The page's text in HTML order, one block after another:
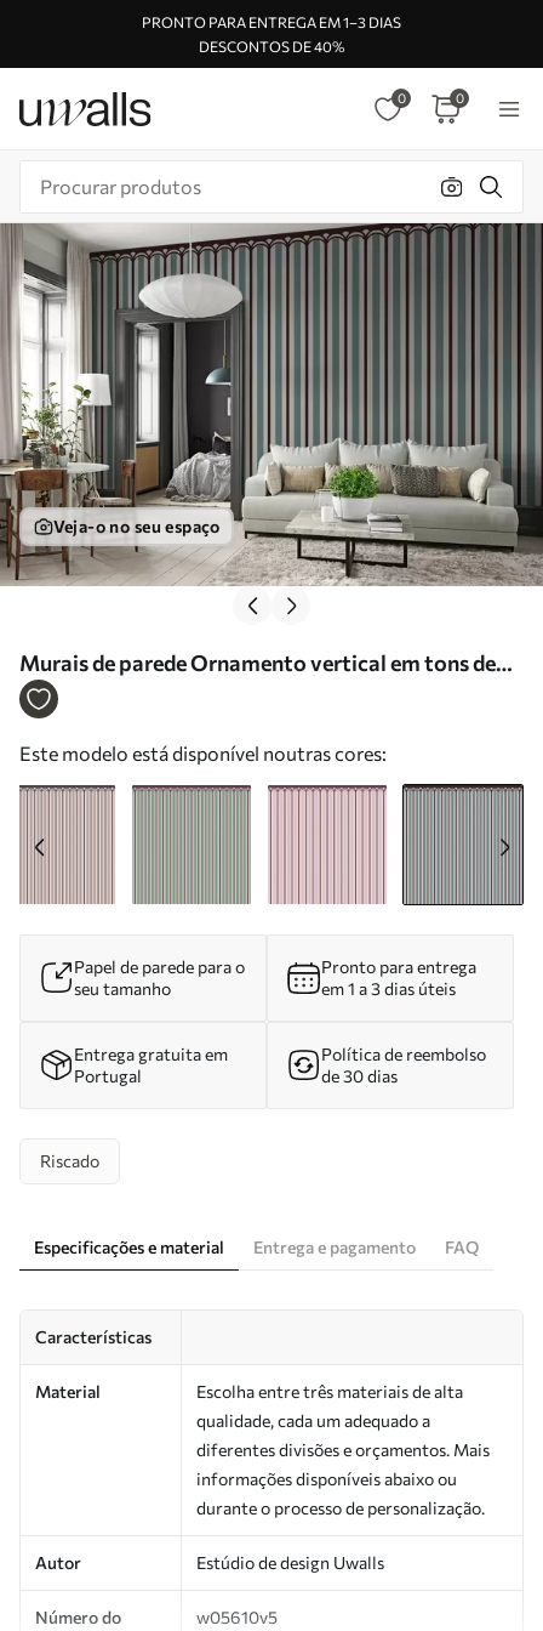
PRONTO PARA ENTREGA EM 1–3 DIAS
DESCONTOS DE 40%
0 0
Veja-o no seu espaço
Murais de parede Ornamento vertical em tons de
azul e castanho Nr. w05610v5
Este modelo está disponível noutras cores:
Papel de parede para o
seu tamanho
Pronto para entrega
em 1 a 3 dias úteis
Entrega gratuita em
Portugal
Política de reembolso
de 30 dias
Riscado
Especificações e material Entrega e pagamento FAQ
Características
Material
Escolha entre três materiais de alta
qualidade, cada um adequado a
diferentes divisões e orçamentos. Mais
informações disponíveis abaixo ou
durante o processo de personalização.
Autor Estúdio de design Uwalls
Número do
w05610v5